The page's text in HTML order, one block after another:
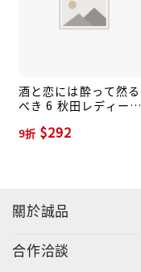
酒と恋には酔って然る
べき 6 秋田レディース
9折 $292
關於誠品
合作洽談